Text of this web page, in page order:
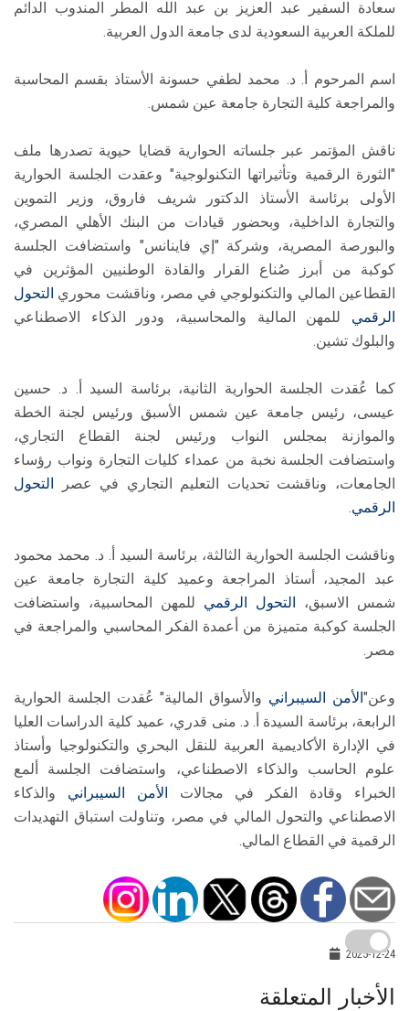
سعادة السفير عبد العزيز بن عبد الله المطر المندوب الدائم
للملكة العربية السعودية لدى جامعة الدول العربية.
اسم المرحوم أ. د. محمد لطفي حسونة الأستاذ بقسم المحاسبة
والمراجعة كلية التجارة جامعة عين شمس.
ناقش المؤتمر عبر جلساته الحوارية قضايا حيوية تصدرها ملف
"الثورة الرقمية وتأثيراتها التكنولوجية" وعقدت الجلسة الحوارية
الأولى برئاسة الأستاذ الدكتور شريف فاروق، وزير التموين
والتجارة الداخلية، وبحضور قيادات من البنك الأهلي المصري،
والبورصة المصرية، وشركة "إي فاينانس" واستضافت الجلسة
كوكبة من أبرز صُناع القرار والقادة الوطنيين المؤثرين في
القطاعين المالي والتكنولوجي في مصر، وناقشت محوري التحول
الرقمي للمهن المالية والمحاسبية، ودور الذكاء الاصطناعي
والبلوك تشين.
كما عُقدت الجلسة الحوارية الثانية، برئاسة السيد أ. د. حسين
عيسى، رئيس جامعة عين شمس الأسبق ورئيس لجنة الخطة
والموازنة بمجلس النواب ورئيس لجنة القطاع التجاري،
واستضافت الجلسة نخبة من عمداء كليات التجارة ونواب رؤساء
الجامعات، وناقشت تحديات التعليم التجاري في عصر
التحول
الرقمي.
وناقشت الجلسة الحوارية الثالثة، برئاسة السيد أ. د. محمد محمود
عبد المجيد، أستاذ المراجعة وعميد كلية التجارة جامعة عين
شمس الاسبق،
التحول الرقمي للمهن المحاسبية، واستضافت
الجلسة كوكبة متميزة من أعمدة الفكر المحاسبي والمراجعة في
مصر.
وعن"الأمن السيبراني والأسواق المالية" عُقدت الجلسة الحوارية
الرابعة، برئاسة السيدة أ. د. منى قدري، عميد كلية الدراسات العليا
في الإدارة الأكاديمية العربية للنقل البحري والتكنولوجيا وأستاذ
علوم الحاسب والذكاء الاصطناعي، واستضافت الجلسة ألمع
الخبراء وقادة الفكر في مجالات
الأمن السيبراني والذكاء
الاصطناعي والتحول المالي في مصر، وتناولت استباق التهديدات
الرقمية في القطاع المالي.
2025-12-24
الأخبار المتعلقة